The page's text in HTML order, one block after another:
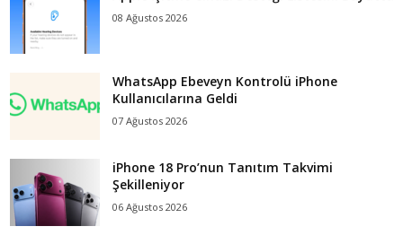
08 Ağustos 2026
WhatsApp Ebeveyn Kontrolü iPhone
Kullanıcılarına Geldi
07 Ağustos 2026
iPhone 18 Pro’nun Tanıtım Takvimi
Şekilleniyor
06 Ağustos 2026